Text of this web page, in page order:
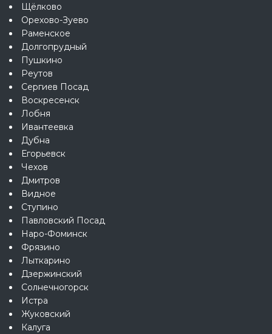
Щёлково
Орехово-Зуево
Раменское
Долгопрудный
Пушкино
Реутов
Сергиев Посад
Воскресенск
Лобня
Ивантеевка
Дубна
Егорьевск
Чехов
Дмитров
Видное
Ступино
Павловский Посад
Наро-Фоминск
Фрязино
Лыткарино
Дзержинский
Солнечногорск
Истра
Жуковский
Калуга